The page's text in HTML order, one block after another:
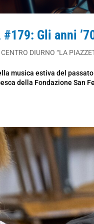
#179: Gli anni
CENTRO DIURNO “LA
musica estiva del
della Fondazione San